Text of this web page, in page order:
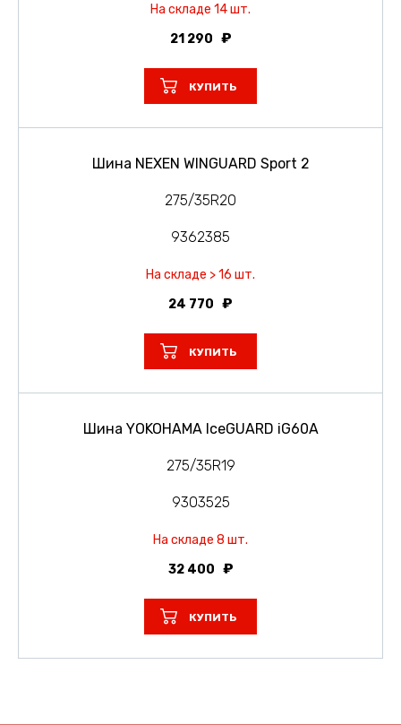
На складе 14 шт.
21 290
КУПИТЬ
Шина NEXEN WINGUARD Sport 2
275/35R20
9362385
На складе > 16 шт.
24 770
КУПИТЬ
Шина YOKOHAMA IceGUARD iG60A
275/35R19
9303525
На складе 8 шт.
32 400
КУПИТЬ